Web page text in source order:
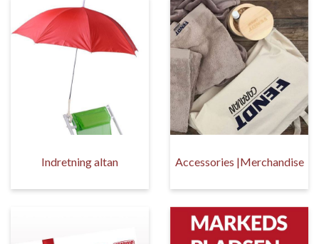
Indretning altan Accessories |Merchandise